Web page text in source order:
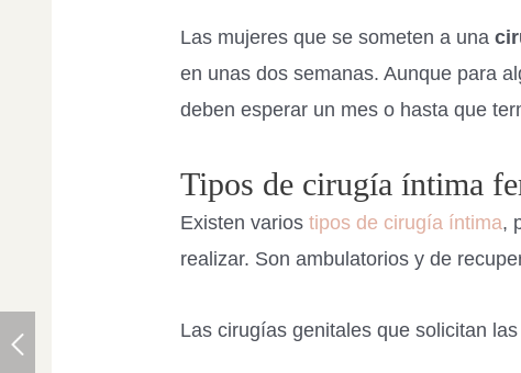
Las mujeres que se someten a una
en unas dos semanas. Aunque para
deben esperar un mes o hasta que
Tipos de cirugía íntima
Existen varios tipos de cirugía íntima,
realizar. Son ambulatorios y de
Las cirugías genitales que solicitan